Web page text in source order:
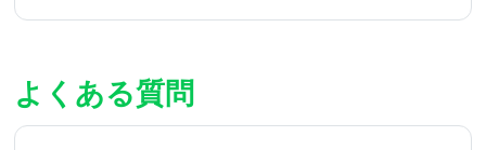
よくある質問